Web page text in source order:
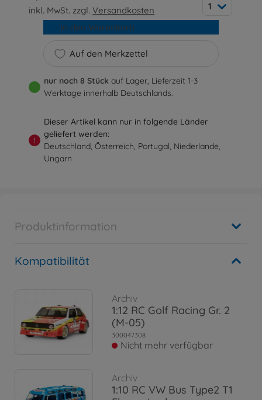
inkl. MwSt. zzgl.Versandkosten 1
Auf den Merkzettel
In den Warenkorb
nur noch 8 Stück auf Lager, Lieferzeit 1-3
Werktage innerhalb Deutschlands.
!
Dieser Artikel kann nur in folgende Länder
geliefert werden:
Deutschland, Österreich, Portugal, Niederlande,
Ungarn
Produktinformation
Kompatibilität
Archiv
1:12 RC Golf Racing Gr. 2
(M-05)
300047308
Nicht mehr verfügbar
Archiv
1:10 RC VW Bus Type2 T1